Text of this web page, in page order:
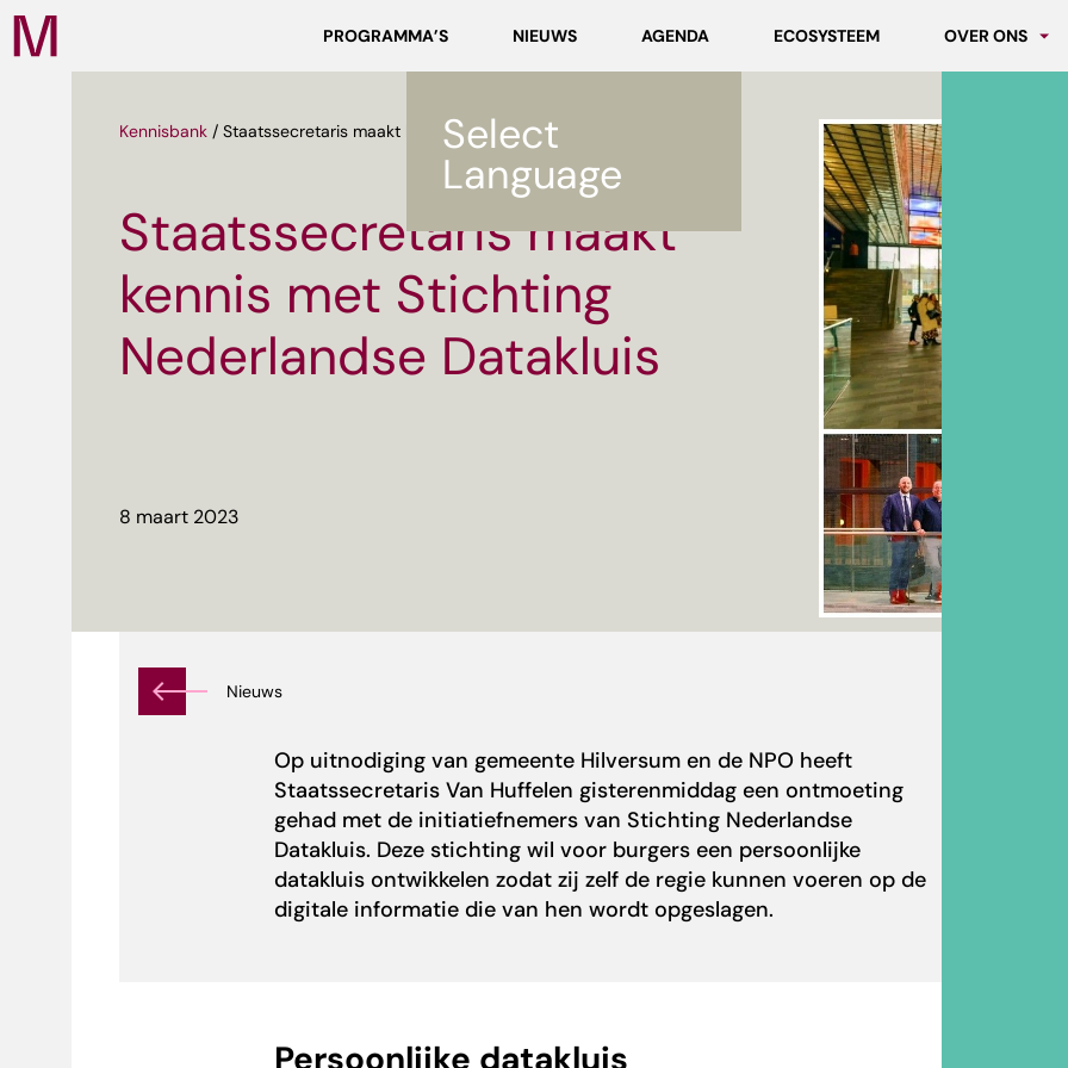
Media
Campus
PROGRAMMA’S NIEUWS AGENDA ECOSYSTEEM OVER ONS
Werken bij
Select
Language
Kennisbank / Staatssecretaris maakt kennis met Stichting Nederlandse Datakluis
Staatssecretaris maakt
kennis met Stichting
Nederlandse Datakluis
8 maart 2023
Nieuws
Op uitnodiging van gemeente Hilversum en de NPO heeft
Staatssecretaris Van Huffelen gisterenmiddag een ontmoeting
gehad met de initiatiefnemers vanStichting Nederlandse
Datakluis. Deze stichting wil voor burgers een persoonlijke
datakluis ontwikkelen zodat zij zelf de regie kunnen voeren op de
digitale informatie die van hen wordt opgeslagen.
Persoonlijke datakluis